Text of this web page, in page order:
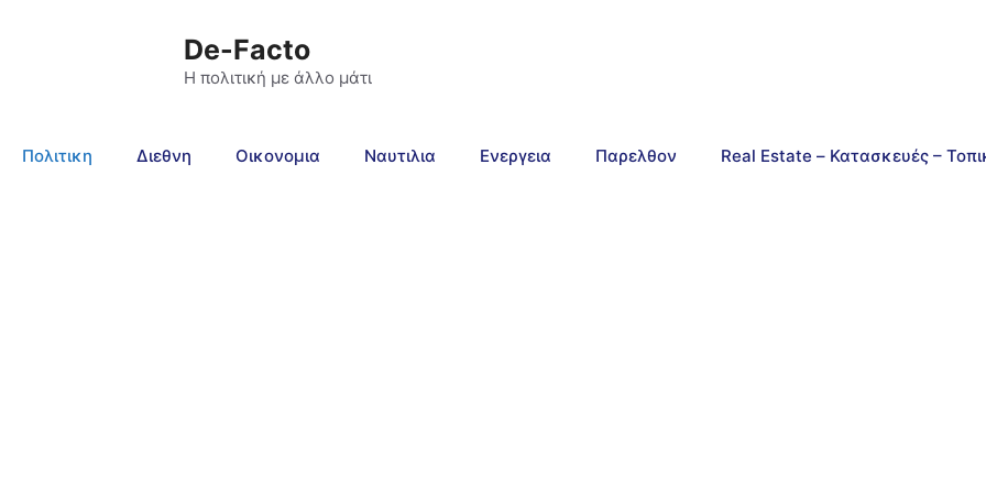
De-Facto
Η πολιτική με άλλο μάτι
Πολιτικη Διεθνη Οικονομια Ναυτιλια Ενεργεια Παρελθον Real Estate – Κατασκευές –